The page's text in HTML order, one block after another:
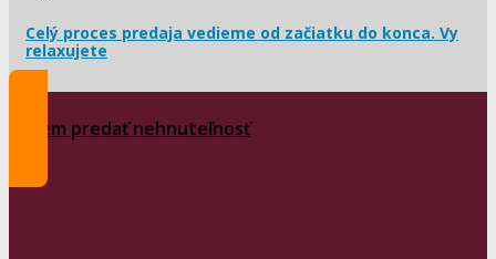
Celý proces predaja vedieme od začiatku do konca. Vy
relaxujete
Chcem predať nehnuteľnosť